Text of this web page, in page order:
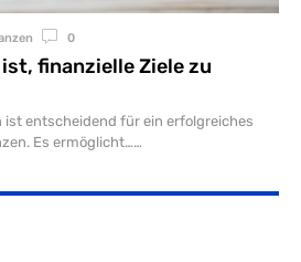
0
finanzielle Ziele zu
ist entscheidend für ein erfolgreiches
Es ermöglicht…